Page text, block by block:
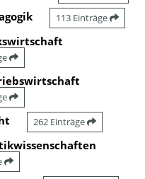
113 Einträge
262 Einträge